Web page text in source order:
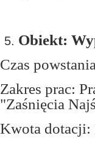
Obiekt:
Czas
Zakres prac:
"Zaśnięcia
Kwota dotacji: